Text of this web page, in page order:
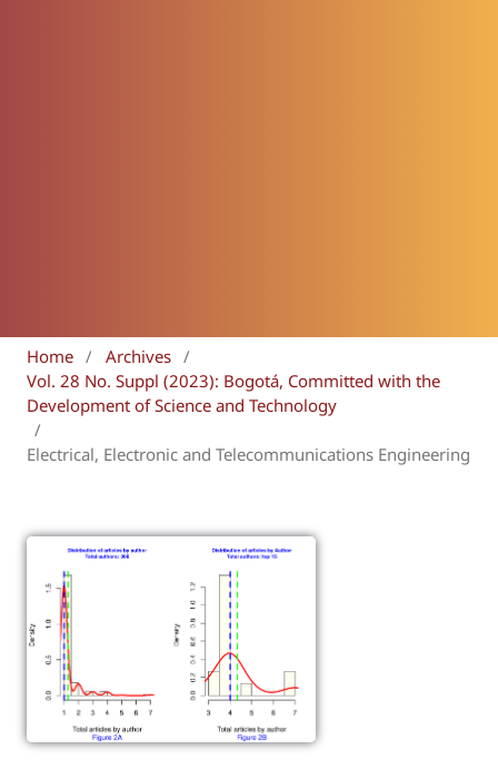
Home / Archives /
Vol. 28 No. Suppl (2023): Bogotá, Committed with the
Development of Science and Technology
/
Electrical, Electronic and Telecommunications Engineering